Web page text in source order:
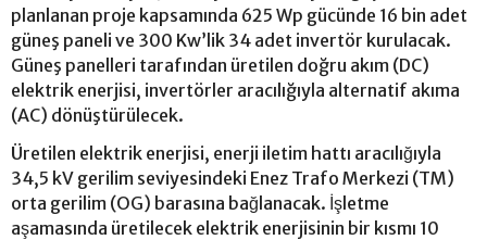
planlanan proje kapsamında 625 Wp gücünde 16 bin adet
güneş paneli ve 300 Kw’lik 34 adet invertör kurulacak.
Güneş panelleri tarafından üretilen doğru akım (DC)
elektrik enerjisi, invertörler aracılığıyla alternatif akıma
(AC) dönüştürülecek.
Üretilen elektrik enerjisi, enerji iletim hattı aracılığıyla
34,5 kV gerilim seviyesindeki Enez Trafo Merkezi (TM)
orta gerilim (OG) barasına bağlanacak. İşletme
aşamasında üretilecek elektrik enerjisinin bir kısmı 10